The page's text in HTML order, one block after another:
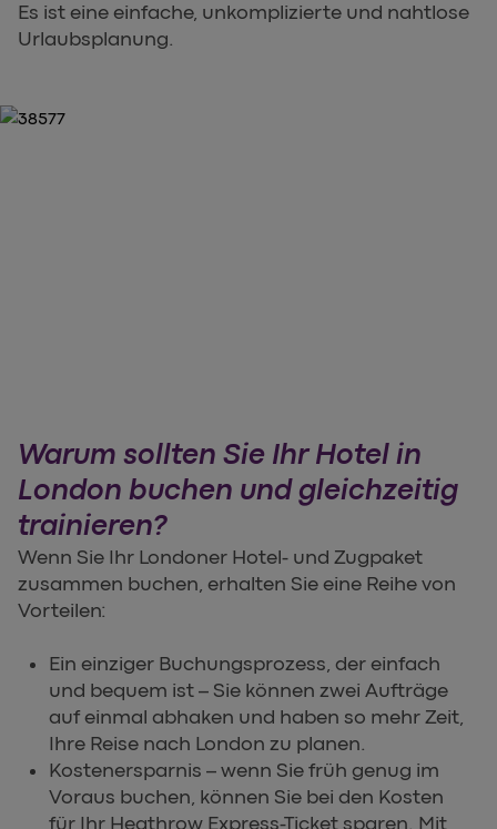
Es ist eine einfache, unkomplizierte und nahtlose
Urlaubsplanung.
Warum sollten Sie Ihr Hotel in
London buchen und gleichzeitig
trainieren?
Wenn Sie Ihr Londoner Hotel- und Zugpaket
zusammen buchen, erhalten Sie eine Reihe von
Vorteilen:
Ein einziger Buchungsprozess, der einfach
und bequem ist – Sie können zwei Aufträge
auf einmal abhaken und haben so mehr Zeit,
Ihre Reise nach London zu planen.
Kostenersparnis – wenn Sie früh genug im
Voraus buchen, können Sie bei den Kosten
für Ihr Heathrow Express-Ticket sparen. Mit